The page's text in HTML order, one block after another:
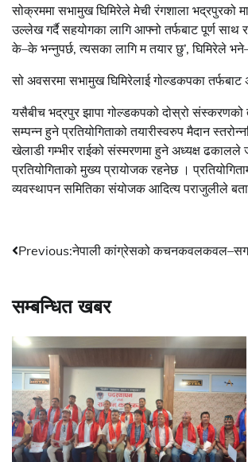
सोक्रममा सभामुख घिमिरेले मेची रंगशाला भद्रपुरको
उल्लेख गर्दै सहयोगका लागि आफ्नो तर्फबाट पूर्ण
के–के भन्नुपर्छ, त्यसका लागि म तयार छु’, घिमिरेले
सो अवसरमा सभामुख घिमिरेलाई गोल्डकपका
यसैबीच भद्रपुर झापा गोल्डकपको दोस्रो संस्करणको
सम्पन्न हुने प्रतियोगिताको तयारीस्वरुप मैदान
खेलाडी गम्भीर राईको संस्मरणमा हुने अध्यक्ष ढकालले
प्रतियोगिताको मुख्य प्रायोजक रहनेछ ।
व्यवस्थापन समितिका संयोजक आदित्य पराजुलीले
Post
Previous:नेपाली कांग्रेसको
सम्बन्धित खबर